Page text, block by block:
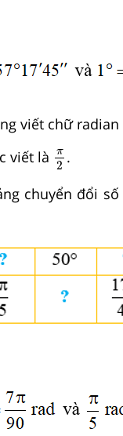
viết chữ radian
viết là π
2
π .
chuyển đổi